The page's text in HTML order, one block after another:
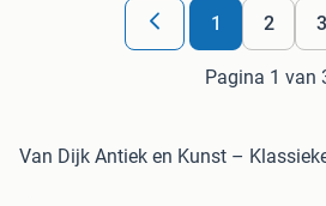
1 2 3
Pagina 1 van
Van Dijk Antiek en Kunst –